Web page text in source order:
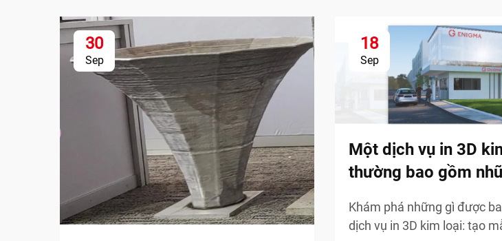
30
Sep
18
Sep
Một dịch vụ in 3D
thường bao gồm
Khám phá những gì được
dịch vụ in 3D kim loại: tạo